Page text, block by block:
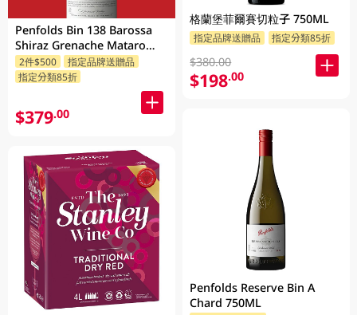
Penfolds Bin 138 Barossa
Shiraz Grenache Mataro
750ML
2件$500
指定品牌送贈品
指定分類85折
$379.00
格蘭堡菲爾賽切粒子 750ML
指定品牌送贈品 指定分類85折
$380.00
$198.00
Penfolds Reserve Bin A
Chard 750ML